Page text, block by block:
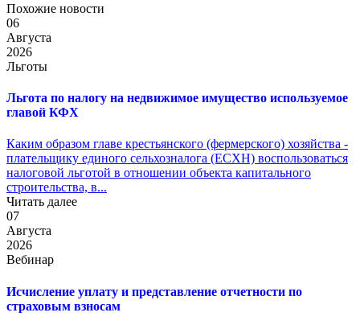
Похожие новости
06
Августа
2026
Льготы
Льгота по налогу на недвижимое имущество используемое
главой КФХ
Каким образом главе крестьянского (фермерского) хозяйства -
плательщику единого сельхозналога (ЕСХН) воспользоваться
налоговой льготой в отношении объекта капитального
строительства, в...
Читать далее
07
Августа
2026
Вебинар
Исчисление уплату и представление отчетности по
страховым взносам